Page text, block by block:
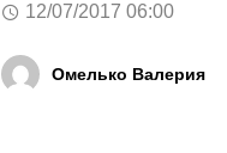
12/07/2017 06:00
Омелько Валерия